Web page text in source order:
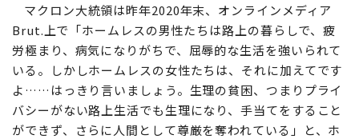
マクロン大統領は昨年2020年末、オンラインメディア
Brut.上で「ホームレスの男性たちは路上の暮らしで、疲
労極まり、病気になりがちで、屈辱的な生活を強いられて
いる。しかしホームレスの女性たちは、それに加えてです
よ……はっきり言いましょう。生理の貧困、つまりプライ
バシーがない路上生活でも生理になり、手当てをすること
ができず、さらに人間として尊厳を奪われている」と、ホ